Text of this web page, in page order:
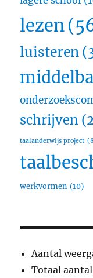
lezen
luisteren
schrijven
taalanderwijs project
werkvormen (10)
Aantal
Totaal